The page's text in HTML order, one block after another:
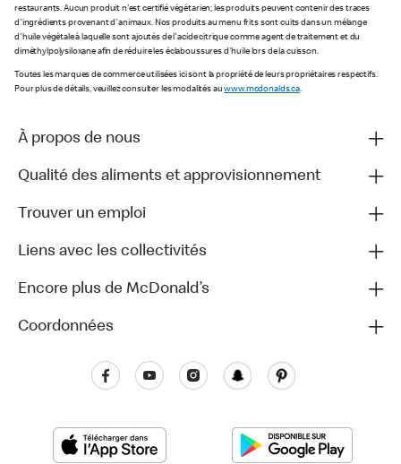
restaurants. Aucun produit n'est certifié végétarien; les produits peuvent contenir des traces
d'ingrédients provenant d'animaux. Nos produits au menu frits sont cuits dans un mélange
d'huile végétale à laquelle sont ajoutés de l'acide citrique comme agent de traitement et du
diméthylpolysiloxane afin de réduire les éclaboussures d'huile lors de la cuisson.
Toutes les marques de commerce utilisées ici sont la propriété de leurs propriétaires respectifs.
Pour plus de détails, veuillez consulter les modalités auwww.mcdonalds.ca.
À propos de nous
Qualité des aliments et approvisionnement
Trouver un emploi
Liens avec les collectivités
Encore plus de McDonald’s
Coordonnées